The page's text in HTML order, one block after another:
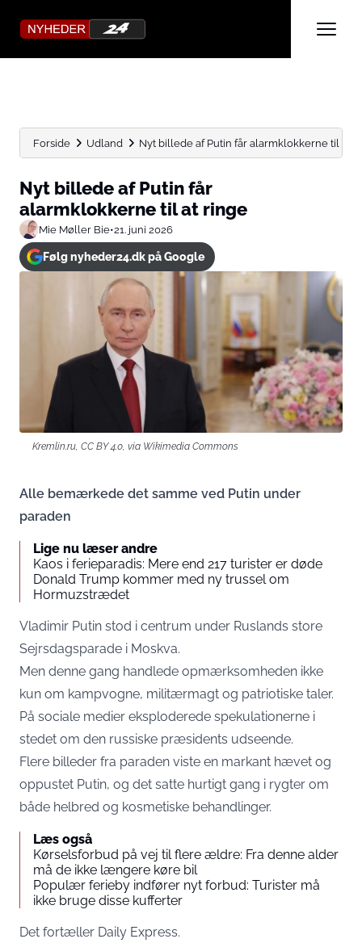
Forside Udland Nyt billede af Putin får alarmklokkerne til at
Nyt billede af Putin får
alarmklokkerne til at ringe
Mie Møller Bie•21. juni 2026
Følg nyheder24.dk på Google
Kremlin.ru, CC BY 4.0, via Wikimedia Commons
Alle bemærkede det samme ved Putin under
paraden
Lige nu læser andre
Kaos i ferieparadis: Mere end 217 turister er døde
Donald Trump kommer med ny trussel om
Hormuzstrædet
Vladimir Putin stod i centrum under Ruslands store
Sejrsdagsparade i Moskva.
Men denne gang handlede opmærksomheden ikke
kun om kampvogne, militærmagt og patriotiske taler.
På sociale medier eksploderede spekulationerne i
stedet om den russiske præsidents udseende.
Flere billeder fra paraden viste en markant hævet og
oppustet Putin, og det satte hurtigt gang i rygter om
både helbred og kosmetiske behandlinger.
Læs også
Kørselsforbud på vej til flere ældre: Fra denne alder
må de ikke længere køre bil
Populær ferieby indfører nyt forbud: Turister må
ikke bruge disse kufferter
Det fortæller Daily Express.